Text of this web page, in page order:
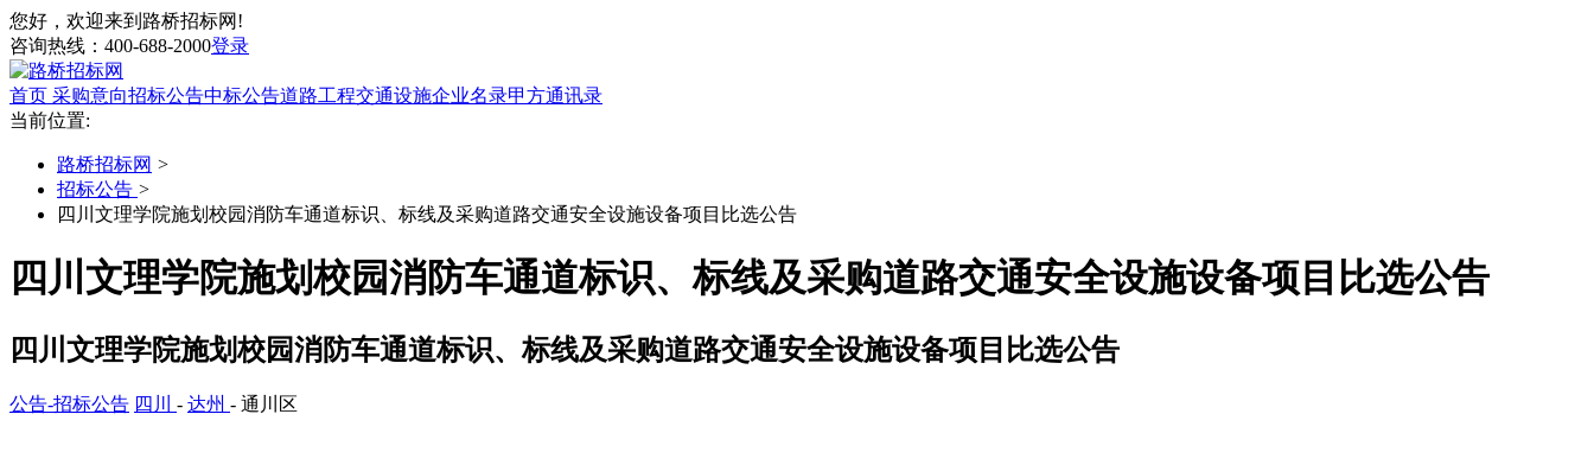
您好，欢迎来到路桥招标网!
咨询热线： 400-688-2000登录
首页 采购意向招标公告中标公告道路工程交通设施企业名录甲方通讯录
当前位置:
路桥招标网 >
招标公告 >
四川文理学院施划校园消防车通道标识、标线及采购道路交通安全设施设备项目比选公告
四川文理学院施划校园消防车通道标识、标线及采购道路交通安全设施设备项目比选公告
四川文理学院施划校园消防车通道标识、标线及采购道路交通安全设施设备项目比选公告
公告-招标公告 四川 - 达州 - 通川区